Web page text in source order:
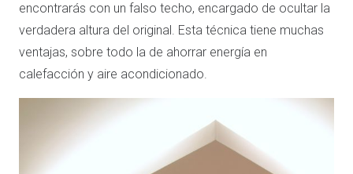
encontrarás con un falso techo, encargado de ocultar la
verdadera altura del original. Esta técnica tiene muchas
ventajas, sobre todo la de ahorrar energía en
calefacción y aire acondicionado.